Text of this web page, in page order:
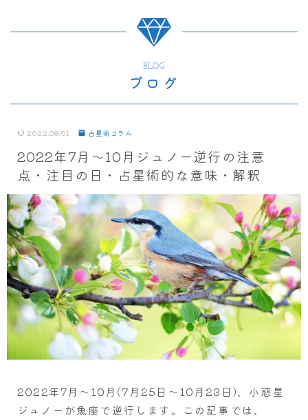
BLOG
ブログ
2022.08.01 占星術コラム
2022年7月～10月ジュノー逆行の注意
点・注目の日・占星術的な意味・解釈
2022年7月～10月(7月25日～10月23日)、小惑星
ジュノーが魚座で逆行します。この記事では、